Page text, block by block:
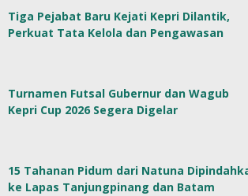
Tiga Pejabat Baru Kejati Kepri Dilantik,
Perkuat Tata Kelola dan Pengawasan
Turnamen Futsal Gubernur dan Wagub
Kepri Cup 2026 Segera Digelar
15 Tahanan Pidum dari Natuna
ke Lapas Tanjungpinang dan Batam